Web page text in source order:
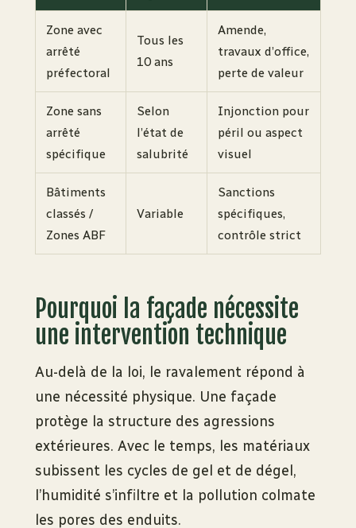
Zone avec
arrêté
préfectoral
Tous les
10 ans
Amende,
travaux d’office,
perte de valeur
Zone sans
arrêté
spécifique
Selon
l’état de
salubrité
Injonction pour
péril ou aspect
visuel
Bâtiments
classés /
Zones ABF
Variable
Sanctions
spécifiques,
contrôle strict
Pourquoi la façade nécessite
une intervention technique
Au-delà de la loi, le ravalement répond à
une nécessité physique. Une façade
protège la structure des agressions
extérieures. Avec le temps, les matériaux
subissent les cycles de gel et de dégel,
l’humidité s’infiltre et la pollution colmate
les pores des enduits.